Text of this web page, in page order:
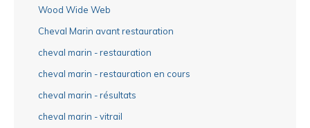
Wood Wide Web
Cheval Marin avant restauration
cheval marin - restauration
cheval marin - restauration en cours
cheval marin - résultats
cheval marin - vitrail